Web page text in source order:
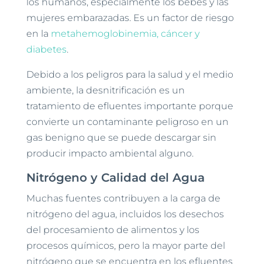
mujeres embarazadas. Es un factor de riesgo
en la metahemoglobinemia, cáncer y
diabetes.
Debido a los peligros para la salud y el medio
ambiente, la desnitrificación es un
tratamiento de efluentes importante porque
convierte un contaminante peligroso en un
gas benigno que se puede descargar sin
producir impacto ambiental alguno.
Nitrógeno y Calidad del Agua
Muchas fuentes contribuyen a la carga de
nitrógeno del agua, incluidos los desechos
del procesamiento de alimentos y los
procesos químicos, pero la mayor parte del
nitrógeno que se encuentra en los efluentes